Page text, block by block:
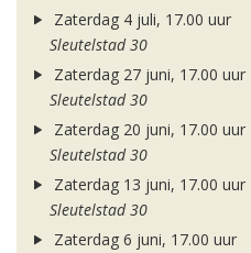
Zaterdag 4 juli, 17.00 uur
Sleutelstad 30
Zaterdag 27 juni, 17.00 uur
Sleutelstad 30
Zaterdag 20 juni, 17.00 uur
Sleutelstad 30
Zaterdag 13 juni, 17.00 uur
Sleutelstad 30
Zaterdag 6 juni, 17.00 uur